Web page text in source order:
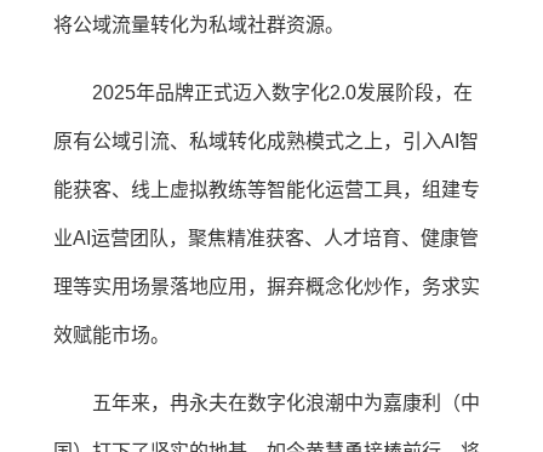
将公域流量转化为私域社群资源。
2025年品牌正式迈入数字化2.0发展阶段，在
原有公域引流、私域转化成熟模式之上，引入AI智
能获客、线上虚拟教练等智能化运营工具，组建专
业AI运营团队，聚焦精准获客、人才培育、健康管
理等实用场景落地应用，摒弃概念化炒作，务求实
效赋能市场。
五年来，冉永夫在数字化浪潮中为嘉康利（中